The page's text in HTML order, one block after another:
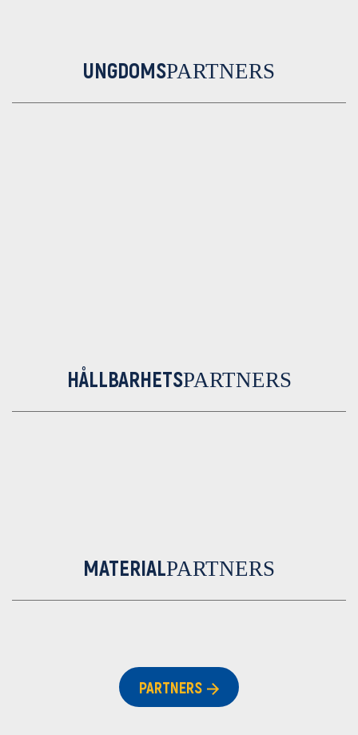
UNGDOMSPARTNERS
HÅLLBARHETSPARTNERS
MATERIALPARTNERS
PARTNERS